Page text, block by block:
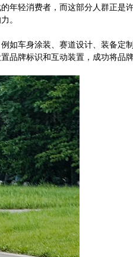
年轻消费者，而这部分人群正是
。
车身涂装、赛道设计、装备定
品牌标识和互动装置，成功将品